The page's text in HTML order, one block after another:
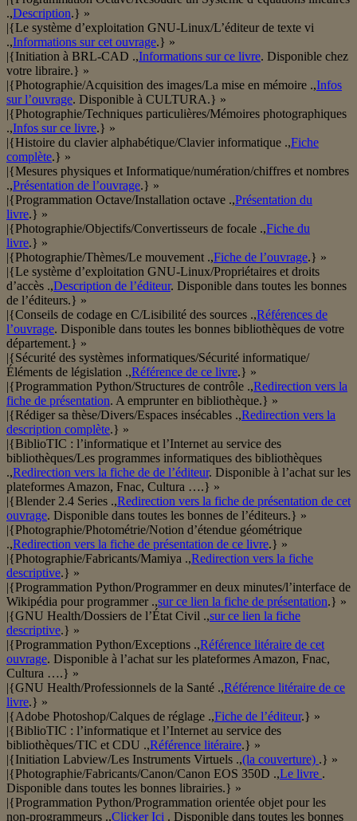
.,Description.} »
|{Le système d’exploitation GNU-Linux/L’éditeur de texte vi
.,Informations sur cet ouvrage.} »
|{Initiation à BRL-CAD .,Informations sur ce livre. Disponible chez
votre libraire.} »
|{Photographie/Acquisition des images/La mise en mémoire .,Infos
sur l’ouvrage. Disponible à CULTURA.} »
|{Photographie/Techniques particulières/Mémoires photographiques
.,Infos sur ce livre.} »
|{Histoire du clavier alphabétique/Clavier informatique .,Fiche
complète.} »
|{Mesures physiques et Informatique/numération/chiffres et nombres
.,Présentation de l’ouvrage.} »
|{Programmation Octave/Installation octave .,Présentation du
livre.} »
|{Photographie/Objectifs/Convertisseurs de focale .,Fiche du
livre.} »
|{Photographie/Thèmes/Le mouvement .,Fiche de l’ouvrage.} »
|{Le système d’exploitation GNU-Linux/Propriétaires et droits
d’accès .,Description de l’éditeur. Disponible dans toutes les bonnes
de l’éditeurs.} »
|{Conseils de codage en C/Lisibilité des sources .,Références de
l’ouvrage. Disponible dans toutes les bonnes bibliothèques de votre
département.} »
|{Sécurité des systèmes informatiques/Sécurité informatique/
Éléments de législation .,Référence de ce livre.} »
|{Programmation Python/Structures de contrôle .,Redirection vers la
fiche de présentation. A emprunter en bibliothèque.} »
|{Rédiger sa thèse/Divers/Espaces insécables .,Redirection vers la
description complète.} »
|{BiblioTIC : l’informatique et l’Internet au service des
bibliothèques/Les programmes informatiques des bibliothèques
.,Redirection vers la fiche de de l’éditeur. Disponible à l’achat sur les
plateformes Amazon, Fnac, Cultura ….} »
|{Blender 2.4 Series .,Redirection vers la fiche de présentation de cet
ouvrage. Disponible dans toutes les bonnes de l’éditeurs.} »
|{Photographie/Photométrie/Notion d’étendue géométrique
.,Redirection vers la fiche de présentation de ce livre.} »
|{Photographie/Fabricants/Mamiya .,Redirection vers la fiche
descriptive.} »
|{Programmation Python/Programmer en deux minutes/l’interface de
Wikipédia pour programmer .,sur ce lien la fiche de présentation.} »
|{GNU Health/Dossiers de l’État Civil .,sur ce lien la fiche
descriptive.} »
|{Programmation Python/Exceptions .,Référence litéraire de cet
ouvrage. Disponible à l’achat sur les plateformes Amazon, Fnac,
Cultura ….} »
|{GNU Health/Professionnels de la Santé .,Référence litéraire de ce
livre.} »
|{Adobe Photoshop/Calques de réglage .,Fiche de l’éditeur.} »
|{BiblioTIC : l’informatique et l’Internet au service des
bibliothèques/TIC et CDU .,Référence litéraire.} »
|{Initiation Labview/Les Instruments Virtuels .,(la couverture) .} »
|{Photographie/Fabricants/Canon/Canon EOS 350D .,Le livre .
Disponible dans toutes les bonnes librairies.} »
|{Programmation Python/Programmation orientée objet pour les
non-programmeurs .,Clicker Ici . Disponible dans toutes les bonnes